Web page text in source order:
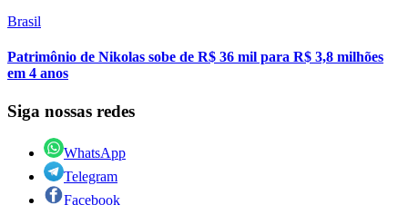
Brasil
Patrimônio de Nikolas sobe de R$ 36 mil para R$ 3,8 milhões
em 4 anos
Siga nossas redes
WhatsApp
Telegram
Facebook